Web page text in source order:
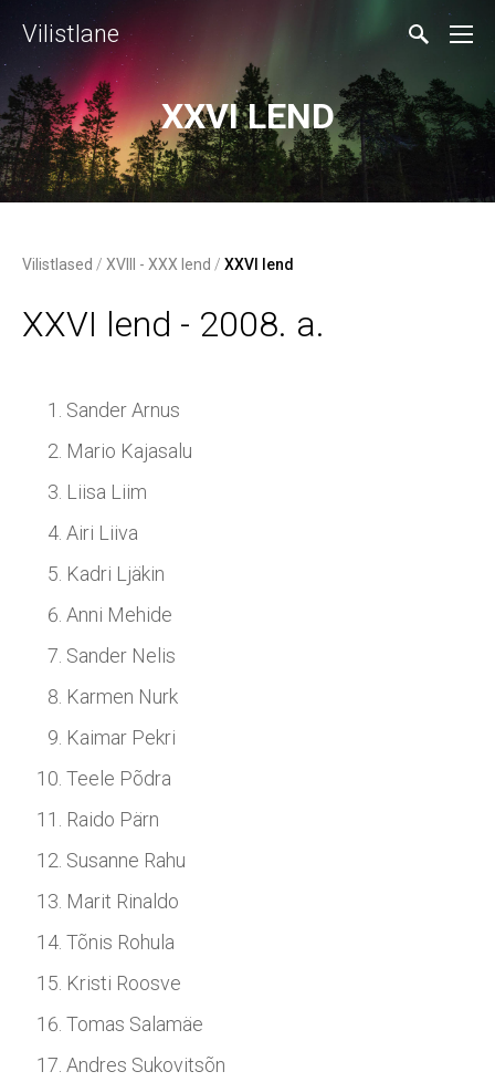
Vilistlane
XXVI LEND
Vilistlased / XVIII - XXX lend / XXVI lend
XXVI lend - 2008. a.
Sander Arnus
Mario Kajasalu
Liisa Liim
Airi Liiva
Kadri Ljäkin
Anni Mehide
Sander Nelis
Karmen Nurk
Kaimar Pekri
Teele Põdra
Raido Pärn
Susanne Rahu
Marit Rinaldo
Tõnis Rohula
Kristi Roosve
Tomas Salamäe
Andres Sukovitsõn